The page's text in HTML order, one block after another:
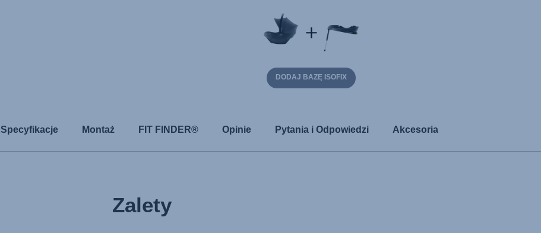
DODAJ BAZĘ ISOFIX
Specyfikacje Montaż FIT FINDER® Opinie Pytania i Odpowiedzi Akcesoria
Zalety